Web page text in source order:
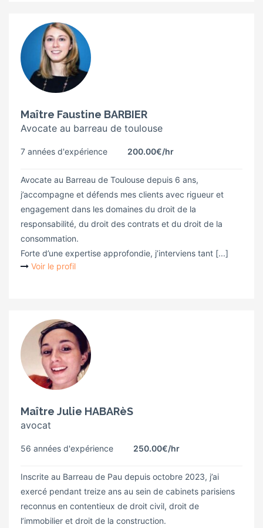
Maître Faustine BARBIER
Avocate au barreau de toulouse
7 années d'expérience 200.00€/hr
Avocate au Barreau de Toulouse depuis 6 ans,
j’accompagne et défends mes clients avec rigueur et
engagement dans les domaines du droit de la
responsabilité, du droit des contrats et du droit de la
consommation.
Forte d’une expertise approfondie, j’interviens tant [...]
Voir le profil
Maître Julie HABARèS
avocat
56 années d'expérience 250.00€/hr
Inscrite au Barreau de Pau depuis octobre 2023, j’ai
exercé pendant treize ans au sein de cabinets parisiens
reconnus en contentieux de droit civil, droit de
l’immobilier et droit de la construction.